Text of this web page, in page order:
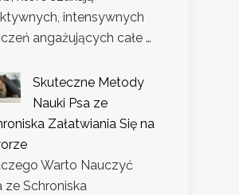
intensywnych
angażujących całe …
Skuteczne Metody
Nauki Psa ze
Załatwiania Się na
Warto Nauczyć
ze Schroniska